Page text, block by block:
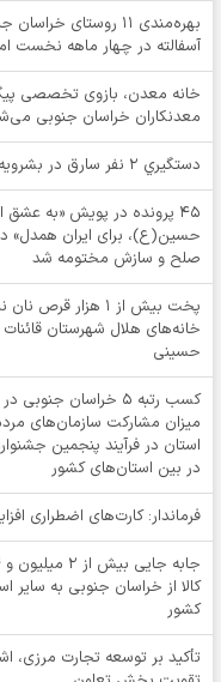
بهره‌مندی ۱۱ روستای
آسفالته در چهار ماهه نخست
خانه معدن، بازوی تخصصی
معدنکاران خراسان جنوبی
دستگيري 2 نفر سارق در بشرويه
۴۵ پرونده در پویش «به عشق
حسین(ع)، برای ایران همدل»
صلح و سازش مختومه شد
پخت بیش از 1 هزار
خانه‌های هلال شهرستان قائنات
حسینی
کسب رتبه ۵ خراسان
میزان مشارکت سازمان‌های
استان در فرآیند پنجمین
در بین استان‌های کشور
فرماندار: کارت‌های اضطراری
کالا از خراسان جنوبی به سایر
کشور
تأکید بر توسعه تجارت مرزی،